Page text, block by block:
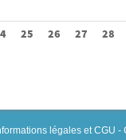
25 26 27 28
légales et CGU -